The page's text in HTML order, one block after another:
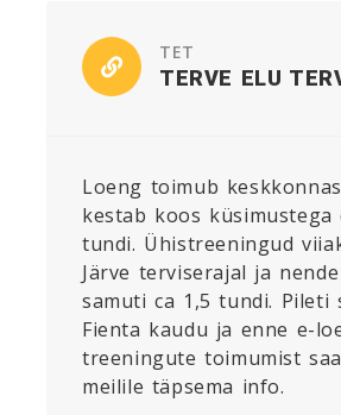
TET
TERVE ELU
Loeng toimub
kestab koos küsimustega
tundi. Ühistreeningud
Järve terviserajal ja
samuti ca 1,5 tundi. Pileti
Fienta kaudu ja enne e-
treeningute toimumist
meilile täpsema info.